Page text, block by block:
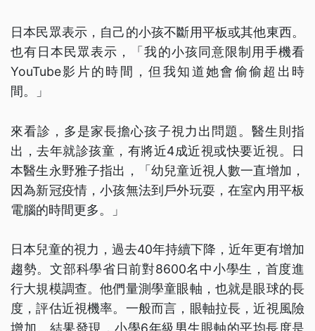
日本民眾表示，自己的小孩不斷用平板或其他東西。
也有日本民眾表示，「我的小孩同意限制用手機看
YouTube影片的時間，但我知道她會偷偷超出時
間。」
來看診，多是家長擔心孩子視力出問題。醫生則指
出，去年就診孩童，有將近4成近視或快要近視。日
本醫生永野雅子指出，「幼兒童近視人數一直增加，
因為新冠疫情，小孩無法到戶外玩耍，在室內用平板
電腦的時間更多。」
日本兒童的視力，過去40年持續下降，近年更有增加
趨勢。文部科學省日前對8600名中小學生，首度進
行大規模調查。他們量測學童眼軸，也就是眼球的長
度，評估近視機率。一般而言，眼軸拉長，近視風險